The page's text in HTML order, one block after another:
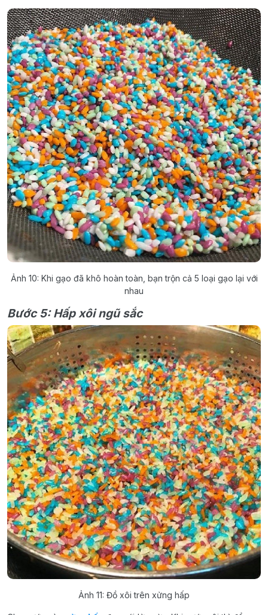
Ảnh 10: Khi gạo đã khô hoàn toàn, bạn trộn cả 5 loại gạo lại với
nhau
Bước 5: Hấp xôi ngũ sắc
Ảnh 11: Đồ xôi trên xửng hấp